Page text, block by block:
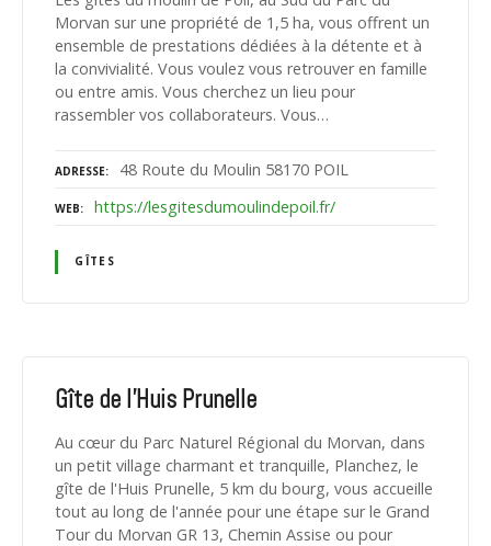
Morvan sur une propriété de 1,5 ha, vous offrent un
ensemble de prestations dédiées à la détente et à
la convivialité. Vous voulez vous retrouver en famille
ou entre amis. Vous cherchez un lieu pour
rassembler vos collaborateurs. Vous…
ADRESSE 48 Route du Moulin 58170 POIL
WEB https://lesgitesdumoulindepoil.fr/
GÎTES
Gîte de l'Huis Prunelle
Au cœur du Parc Naturel Régional du Morvan, dans
un petit village charmant et tranquille, Planchez, le
gîte de l'Huis Prunelle, 5 km du bourg, vous accueille
tout au long de l'année pour une étape sur le Grand
Tour du Morvan GR 13, Chemin Assise ou pour